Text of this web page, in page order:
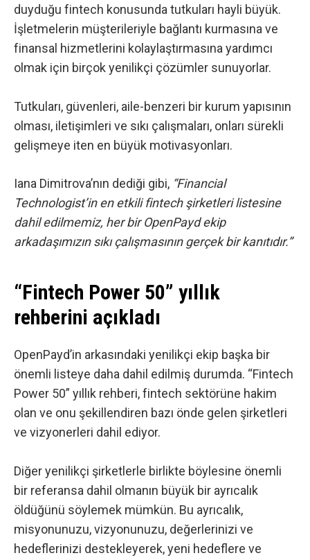
duyduğu fintech konusunda tutkuları hayli büyük.
İşletmelerin müşterileriyle bağlantı kurmasına ve
finansal hizmetlerini kolaylaştırmasına yardımcı
olmak için birçok yenilikçi çözümler sunuyorlar.
Tutkuları, güvenleri, aile-benzeri bir kurum yapısının
olması, iletişimleri ve sıkı çalışmaları, onları sürekli
gelişmeye iten en büyük motivasyonları.
Iana Dimitrova’nın dediği gibi, “Financial
Technologist’in en etkili fintech şirketleri listesine
dahil edilmemiz, her bir OpenPayd ekip
arkadaşımızın sıkı çalışmasının gerçek bir kanıtıdır.”
“Fintech Power 50” yıllık
rehberini açıkladı
OpenPayd’in arkasındaki yenilikçi ekip başka bir
önemli listeye daha dahil edilmiş durumda. “Fintech
Power 50” yıllık rehberi, fintech sektörüne hakim
olan ve onu şekillendiren bazı önde gelen şirketleri
ve vizyonerleri dahil ediyor.
Diğer yenilikçi şirketlerle birlikte böylesine önemli
bir referansa dahil olmanın büyük bir ayrıcalık
öldüğünü söylemek mümkün. Bu ayrıcalık,
misyonunuzu, vizyonunuzu, değerlerinizi ve
hedeflerinizi destekleyerek, yeni hedeflere ve